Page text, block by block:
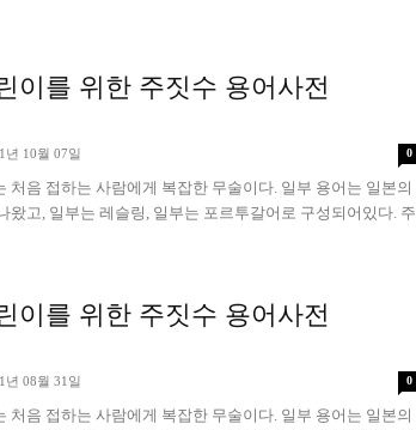
이를 위한 주짓수 용어사전
년 10월 07일 0
처음 접하는 사람에게 복잡한 무술이다. 일부 용어는 일본의
왔고, 일부는 레슬링, 일부는 포르투갈어로 구성되어있다. 주
이를 위한 주짓수 용어사전
년 08월 31일 0
처음 접하는 사람에게 복잡한 무술이다. 일부 용어는 일본의